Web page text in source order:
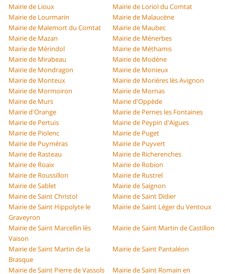
Mairie de Lioux
Mairie de Loriol du Comtat
Mairie de Lourmarin
Mairie de Malaucène
Mairie de Malemort du Comtat
Mairie de Maubec
Mairie de Mazan
Mairie de Ménerbes
Mairie de Mérindol
Mairie de Méthamis
Mairie de Mirabeau
Mairie de Modène
Mairie de Mondragon
Mairie de Monieux
Mairie de Monteux
Mairie de Morières lès Avignon
Mairie de Mormoiron
Mairie de Mornas
Mairie de Murs
Mairie d'Oppède
Mairie d'Orange
Mairie de Pernes les Fontaines
Mairie de Pertuis
Mairie de Peypin d'Aigues
Mairie de Piolenc
Mairie de Puget
Mairie de Puyméras
Mairie de Puyvert
Mairie de Rasteau
Mairie de Richerenches
Mairie de Roaix
Mairie de Robion
Mairie de Roussillon
Mairie de Rustrel
Mairie de Sablet
Mairie de Saignon
Mairie de Saint Christol
Mairie de Saint Didier
Mairie de Saint Hippolyte le
Graveyron
Mairie de Saint Léger du Ventoux
Mairie de Saint Marcellin lès
Vaison
Mairie de Saint Martin de Castillon
Mairie de Saint Martin de la
Brasque
Mairie de Saint Pantaléon
Mairie de Saint Pierre de Vassols
Mairie de Saint Romain en